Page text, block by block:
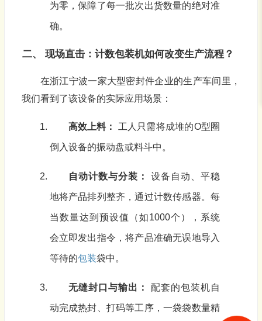
为零，保障了每一批次出货数量的绝对准
确。
二、 现场直击：计数包装机如何改变生产流程？
在浙江宁波一家大型密封件企业的生产车间里，
我们看到了该设备的实际应用场景：
高效上料： 工人只需将成堆的O型圈
倒入设备的振动盘或料斗中。
自动计数与分装： 设备自动、平稳
地将产品排列整齐，通过计数传感器。每
当数量达到预设值（如1000个），系统
会立即发出指令，将产品准确无误地导入
等待的包装袋中。
无缝封口与输出： 配套的包装机自
动完成热封、打码等工序，一袋袋数量精